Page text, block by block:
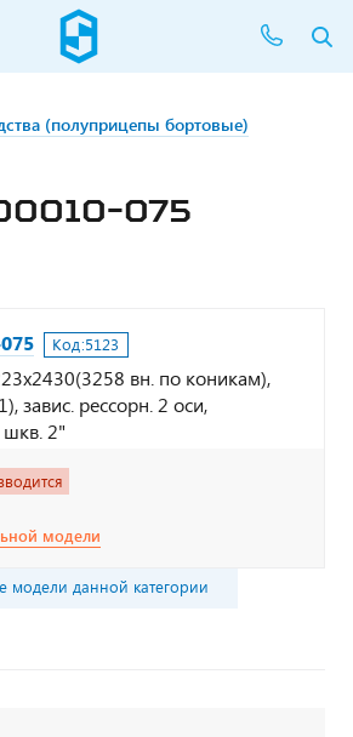
(полуприцепы бортовые)
075
Код:5123
вн. по коникам),
завис. рессорн. 2 оси,
2"
модели
модели данной категории